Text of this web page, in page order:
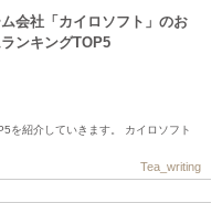
ム会社「カイロソフト」のお
ンキングTOP5
を紹介していきます。 カイロソフト
Tea_writing